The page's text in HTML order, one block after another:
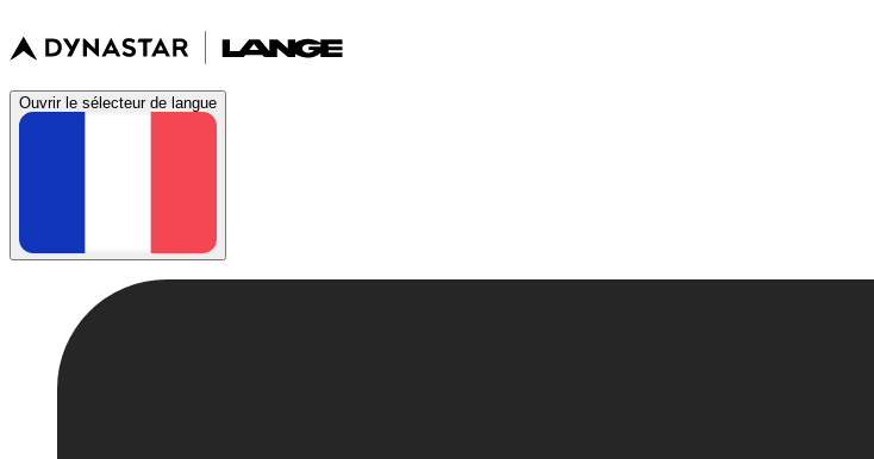
Ouvrir le sélecteur de langue